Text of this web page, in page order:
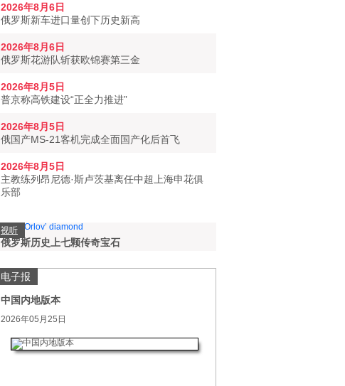
2026年8月6日
俄罗斯新车进口量创下历史新高
2026年8月6日
俄罗斯花游队斩获欧锦赛第三金
2026年8月5日
普京称高铁建设“正全力推进”
2026年8月5日
俄国产MS-21客机完成全面国产化后首飞
2026年8月5日
主教练列昂尼德·斯卢茨基离任中超上海申花俱
乐部
视听
俄罗斯历史上七颗传奇宝石
电子报
中国内地版本
2026年05月25日